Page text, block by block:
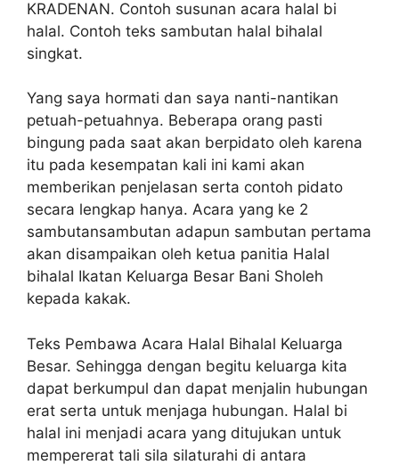
KRADENAN. Contoh susunan acara halal bi
halal. Contoh teks sambutan halal bihalal
singkat.
Yang saya hormati dan saya nanti-nantikan
petuah-petuahnya. Beberapa orang pasti
bingung pada saat akan berpidato oleh karena
itu pada kesempatan kali ini kami akan
memberikan penjelasan serta contoh pidato
secara lengkap hanya. Acara yang ke 2
sambutansambutan adapun sambutan pertama
akan disampaikan oleh ketua panitia Halal
bihalal Ikatan Keluarga Besar Bani Sholeh
kepada kakak.
Teks Pembawa Acara Halal Bihalal Keluarga
Besar. Sehingga dengan begitu keluarga kita
dapat berkumpul dan dapat menjalin hubungan
erat serta untuk menjaga hubungan. Halal bi
halal ini menjadi acara yang ditujukan untuk
mempererat tali sila silaturahi di antara